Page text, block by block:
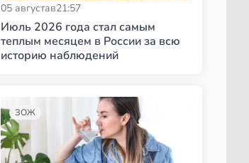
05 августав21:57
Июль 2026 года стал самым
теплым месяцем в России за всю
историю наблюдений
ЗОЖ